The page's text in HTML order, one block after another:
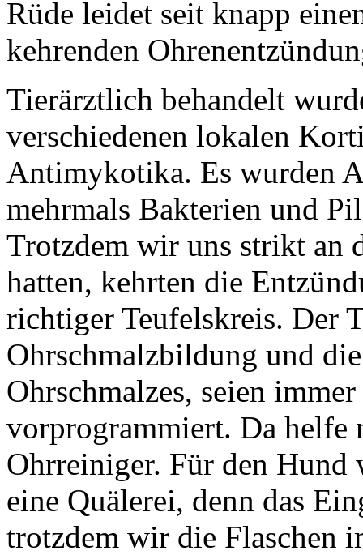
Rüde leidet seit knapp
kehrenden
Tierärztlich behandelt
verschiedenen lokalen
Antimykotika. Es wurden
mehrmals Bakterien und
Trotzdem wir uns strikt an
hatten, kehrten die
richtiger Teufelskreis. Der
Ohrschmalzbildung und
Ohrschmalzes, seien
vorprogrammiert. Da helfe
Ohrreiniger. Für den
eine Quälerei, denn das
trotzdem wir die Flaschen